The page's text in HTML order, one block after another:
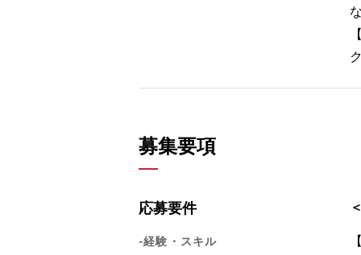
募集要項
応募要件
-経験・スキル